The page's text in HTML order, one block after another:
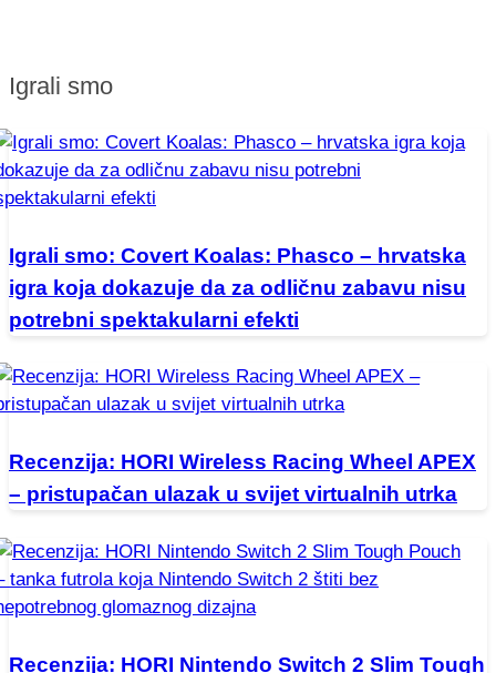
Igrali smo
Igrali smo: Covert Koalas: Phasco – hrvatska
igra koja dokazuje da za odličnu zabavu nisu
potrebni spektakularni efekti
Recenzija: HORI Wireless Racing Wheel APEX
– pristupačan ulazak u svijet virtualnih utrka
Recenzija: HORI Nintendo Switch 2 Slim Tough